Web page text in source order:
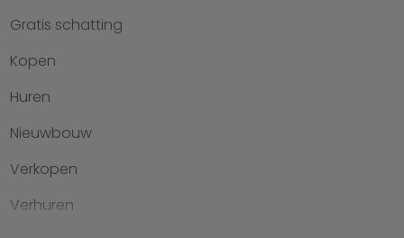
Gratis schatting
Kopen
Huren
Nieuwbouw
Verkopen
Verhuren